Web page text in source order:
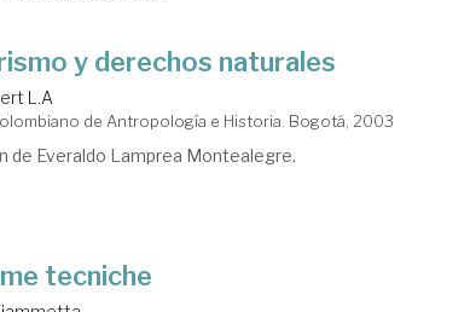
y derechos naturales
L.A
de Antropología e Historia. Bogotá, 2003
de Everaldo Lamprea Montealegre.
tecniche